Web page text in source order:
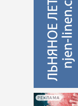
РЕКЛАМА